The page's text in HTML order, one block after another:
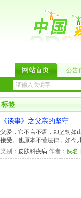
网站首页 公告
标签
《谈事》之父亲的坚守
父爱，它不言不语，却坚韧如
接受。他原本不懂法律，如今
类别： 皮肤科疾病 作者： 佚名